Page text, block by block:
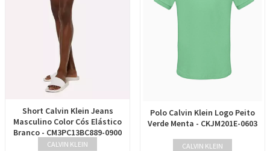
Short Calvin Klein Jeans
Masculino Color Cós Elástico
Branco - CM3PC13BC889-0900
CALVIN KLEIN
Polo Calvin Klein Logo Peito
Verde Menta - CKJM201E-0603
CALVIN KLEIN